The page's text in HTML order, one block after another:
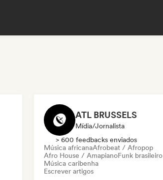
ATL BRUSSELS
Mídia/Jornalista
> 600 feedbacks enviados
Música africanaAfrobeat / Afropop
Afro House / AmapianoFunk brasileiro
Música caribenha
Escrever artigos